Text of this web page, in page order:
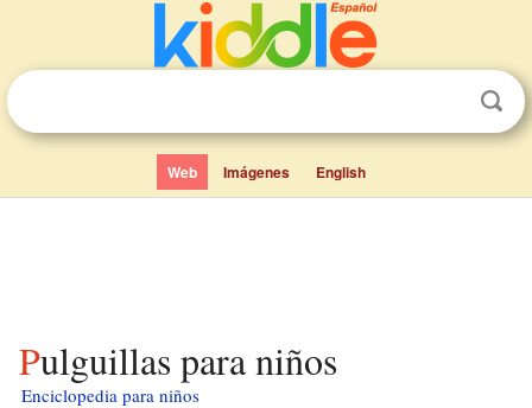
Web Imágenes English
Pulguillas para niños
Enciclopedia para niños